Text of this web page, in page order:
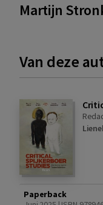
Martijn
Van deze
Paperback